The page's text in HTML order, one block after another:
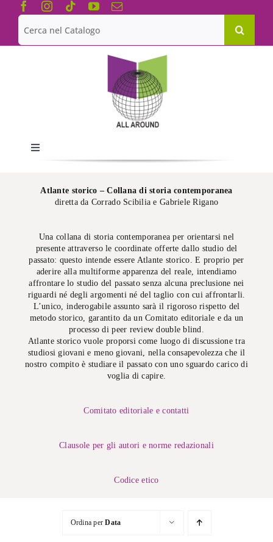
Salta
contenuto
Cerca
per:
Toggle
Navigation
Catalogo
Atlante storico – Collana di storia contemporanea
diretta da Corrado Scibilia e Gabriele Rigano
Una collana di storia contemporanea per orientarsi nel
presente attraverso le coordinate offerte dallo studio del
passato: questo intende essere Atlante storico. E proprio per
aderire alla multiforme apparenza del reale, intendiamo
affrontare lo studio del passato senza alcuna preclusione nei
riguardi né degli argomenti né del taglio con cui affrontarli.
L’unico, inderogabile assunto sarà il rigoroso rispetto del
metodo storico, garantito da un Comitato editoriale e da un
processo di peer review double blind.
Atlante storico vuole proporsi come luogo di discussione tra
studiosi giovani e meno giovani, nella consapevolezza che il
nostro compito è studiare il passato con uno sguardo carico di
voglia di capire.
Comitato editoriale e contatti
Clausole per gli autori e norme redazionali
Codice etico
Ordina perData